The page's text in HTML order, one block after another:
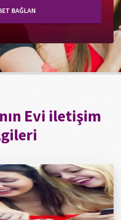
BAĞLAN
Evi iletişim